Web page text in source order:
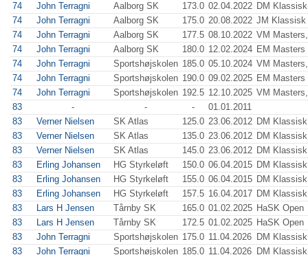
74
John Terragni Aalborg SK 173.0 02.04.2022 DM Klassisk
74
John Terragni Aalborg SK 175.0 20.08.2022 JM
74
John Terragni Aalborg SK 177.5 08.10.2022 VM
74
John Terragni Aalborg SK 180.0 12.02.2024 EM
74
John Terragni Sportshøjskolen 185.0 05.10.2024 VM
74
John Terragni Sportshøjskolen 190.0 09.02.2025 EM
74
John Terragni Sportshøjskolen 192.5 12.10.2025 VM
83
- - -
01.01.2011
83
Verner Nielsen SK Atlas 125.0 23.06.2012 DM Klassisk
83
Verner Nielsen SK Atlas 135.0 23.06.2012 DM Klassisk
83
Verner Nielsen SK Atlas 145.0 23.06.2012 DM Klassisk
83
Erling Johansen HG Styrkeløft 150.0 06.04.2015 DM Klassisk
83
Erling Johansen HG Styrkeløft 155.0 06.04.2015 DM Klassisk
83
Erling Johansen HG Styrkeløft 157.5 16.04.2017 DM Klassisk
83
Lars H Jensen Tårnby SK 165.0 01.02.2025 HaSK Open
83
Lars H Jensen Tårnby SK 172.5 01.02.2025 HaSK Open
83
John Terragni Sportshøjskolen 175.0 11.04.2026 DM
83
John Terragni Sportshøjskolen 185.0 11.04.2026 DM